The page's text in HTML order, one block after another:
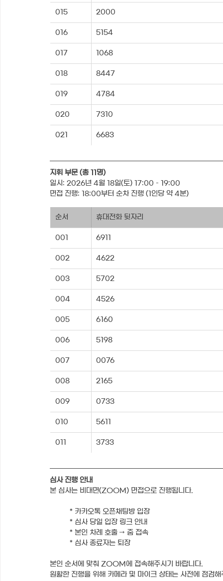
015 2000
016 5154
017 1068
018 8447
019 4784
020 7310
021 6683
지휘 부문 (총 11명)
일시: 2026년 4월 18일(토) 17:00 – 19:00
면접 진행: 18:00부터 순차 진행 (1인당 약 4분)
순서 휴대전화 뒷자리
001 6911
002 4622
003 5702
004 4526
005 6160
006 5198
007 0076
008 2165
009 0733
010 5611
011 3733
심사 진행 안내
본 심사는 비대면(ZOOM) 면접으로 진행됩니다.
* 카카오톡 오픈채팅방 입장
* 심사 당일 입장 링크 안내
* 본인 차례 호출 → 줌 접속
* 심사 종료자는 퇴장
본인 순서에 맞춰 ZOOM에 접속해주시기 바랍니다.
원활한 진행을 위해 카메라 및 마이크 상태는 사전에 점검